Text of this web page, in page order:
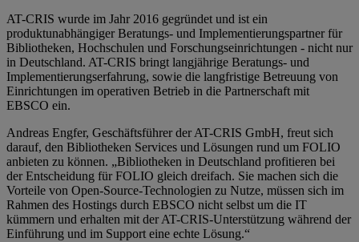
AT-CRIS wurde im Jahr 2016 gegründet und ist ein
produktunabhängiger Beratungs- und Implementierungspartner für
Bibliotheken, Hochschulen und Forschungseinrichtungen - nicht nur
in Deutschland. AT-CRIS bringt langjährige Beratungs- und
Implementierungserfahrung, sowie die langfristige Betreuung von
Einrichtungen im operativen Betrieb in die Partnerschaft mit
EBSCO ein.
Andreas Engfer, Geschäftsführer der AT-CRIS GmbH, freut sich
darauf, den Bibliotheken Services und Lösungen rund um FOLIO
anbieten zu können. „Bibliotheken in Deutschland profitieren bei
der Entscheidung für FOLIO gleich dreifach. Sie machen sich die
Vorteile von Open-Source-Technologien zu Nutze, müssen sich im
Rahmen des Hostings durch EBSCO nicht selbst um die IT
kümmern und erhalten mit der AT-CRIS-Unterstützung während der
Einführung und im Support eine echte Lösung.“